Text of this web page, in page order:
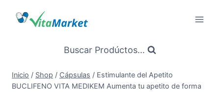
Buscar Prodúctos...
Inicio / Shop / Cápsulas / Estimulante del Apetito
BUCLIFENO VITA MEDIKEM Aumenta tu apetito de forma